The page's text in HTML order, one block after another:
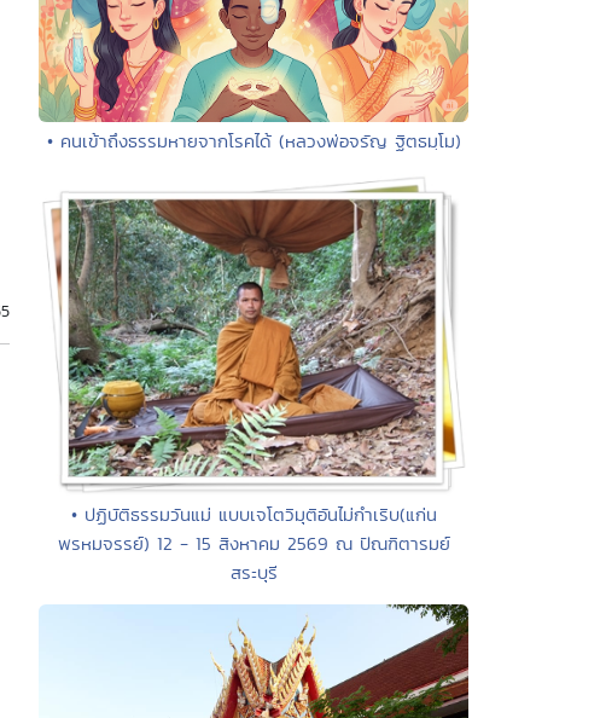
• คนเข้าถึงธรรมหายจากโรคได้ (หลวงพ่อจรัญ ฐิตธมฺโม)
• ปฏิบัติธรรมวันแม่ แบบเจโตวิมุติอันไม่กำเริบ(แก่น
พรหมจรรย์) 12 - 15 สิงหาคม 2569 ณ ปัณฑิตารมย์
สระบุรี